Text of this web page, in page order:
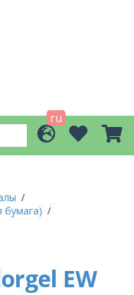
ru
бумага)
EW